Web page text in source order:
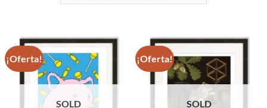
¡Oferta!
SOLD
¡Oferta!
SOLD